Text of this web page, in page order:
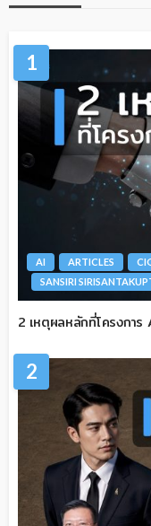
1
AI ARTICLES
SANSIRI
2 เหตุผลหลักที่โครงการ
2